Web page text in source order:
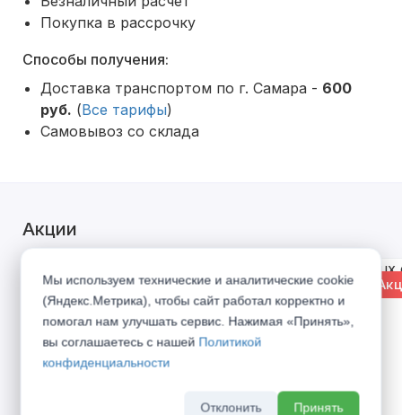
Покупка в рассрочку
Способы получения:
Доставка транспортом по г. Самара - 600
руб. (Все тарифы)
Самовывоз со склада
Акции
% Акция %
Мы используем технические и аналитические cookie
(Яндекс.Метрика), чтобы сайт работал корректно и
помогал нам улучшать сервис. Нажимая «Принять»,
вы соглашаетесь с нашей Политикой
конфиденциальности
Отклонить Принять